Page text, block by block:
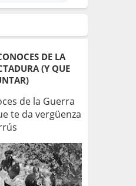
DE LA
(Y QUE
de la Guerra
te da vergüenza